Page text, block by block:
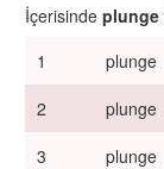
İçerisinde plunge
1
plunge
2
plunge
3
plunge